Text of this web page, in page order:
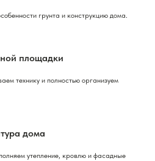
грунта и конструкцию дома.
площадки
технику и полностью организуем
дома
утепление, кровлю и фасадные